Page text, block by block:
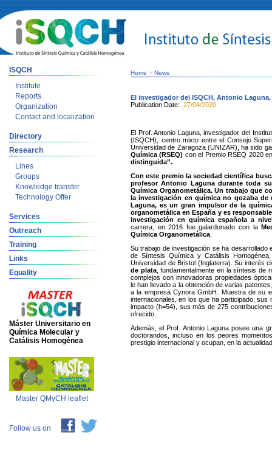
ISQCH
Institute
Reports
Organization
Contact and localization
Directory
Research
Lines
Groups
Knowledge transfer
Technology Offer
Services
Outreach
Training
Links
Equality
Máster Universitario en
Química Molecular y
Catálisis Homogénea
Master QMyCH leaflet
Follow us on
Home > News
El investigador del ISQCH, Antonio
Publication Date: 27/04/2020
El Prof. Antonio Laguna, investigador del
(ISQCH), centro mixto entre el Consejo
Universidad de Zaragoza (UNIZAR), ha sido
Química (RSEQ) con el Premio RSEQ 2020
distinguida”.
Con este premio la sociedad científica
profesor Antonio Laguna durante toda
Química Organometálica. Un trabajo que
la investigación en química no gozaba
Laguna, es ungran impulsor de la
organometálica en España y es responsable
investigación en química española a
carrera, en 2016 fue galardonado con la
Química Organometálica
Su trabajo de investigación se ha
de Síntesis Química y Catálisis
Universidad de Bristol (Inglaterra). Su interés
de plata, fundamentalmente en la síntesis de
complejos con innovadoras propiedades
le han llevado a la obtención de varias
a la empresa Cynora GmbH. Muestra de su
internacionales, en los que ha participado,
impacto (h=54), sus más de 275
ofrecido.
Además, el Prof. Antonio Laguna posee una
doctorandos, incluso en los peores
prestigio internacional y ocupan, en la